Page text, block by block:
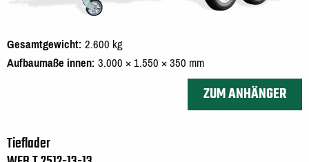
Gesamtgewicht 2.600 kg
Aufbaumaße innen 3.000 × 1.550 × 350 mm
ZUM ANHÄNGER
Tieflader